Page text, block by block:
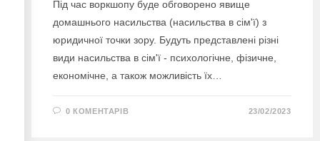
Під час воркшопу буде обговорено явище
домашнього насильства (насильства в сім'ї) з
юридичної точки зору. Будуть представлені різні
види насильства в сім'ї - психологічне, фізичне,
економічне, а також можливість їх…
0 КОМЕНТАРІВ 23/02/2023